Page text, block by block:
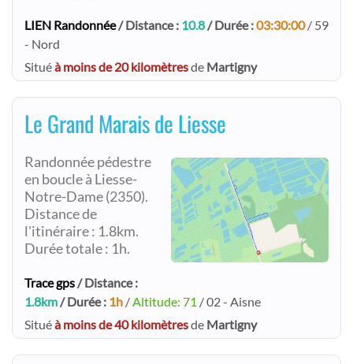
LIEN Randonnée/ Distance : 10.8/ Durée :03:30:00/ 59
- Nord
Situéà moins de 20 kilomètresde Martigny
Le Grand Marais de Liesse
Randonnée pédestre
en boucle à Liesse-
Notre-Dame (2350).
Distance de
l'itinéraire : 1.8km.
Durée totale : 1h.
Trace gps/ Distance :
1.8km/ Durée : 1h /Altitude: 71 / 02 - Aisne
Situéà moins de 40 kilomètresde Martigny